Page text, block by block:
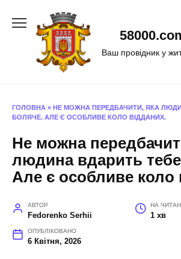
Ваш провідник у
ГОЛОВНА » НЕ МОЖНА ПЕРЕДБАЧИТИ, ЯКА
БОЛЯЧЕ. АЛЕ Є ОСОБЛИВЕ КОЛО ВІДДАНИХ.
Не можна
людина вдарить
Але є особливе коло
АВТОР
Fedorenko Serhii
НА
1 хв
ОПУБЛІКОВАНО
6 Квітня, 2026